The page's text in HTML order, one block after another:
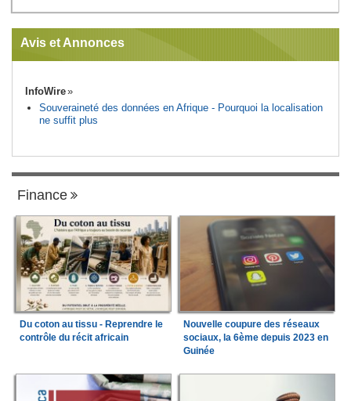
Avis et Annonces
InfoWire
Souveraineté des données en Afrique - Pourquoi la localisation
ne suffit plus
Finance
Du coton au tissu - Reprendre le
contrôle du récit africain
Nouvelle coupure des réseaux
sociaux, la 6ème depuis 2023 en
Guinée